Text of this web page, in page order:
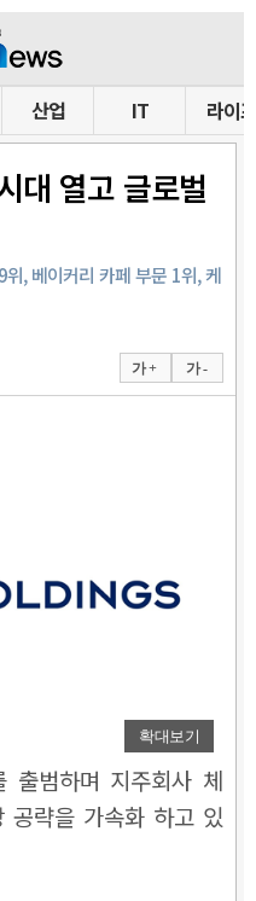
산업 IT 라이프
대 열고 글로벌
, 베이커리 카페 부문 1위, 케
가 + 가 -
확대보기
출범하며 지주회사 체
공략을 가속화 하고 있